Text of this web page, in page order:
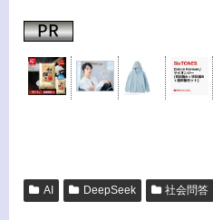
AI DeepSeek 社会問答